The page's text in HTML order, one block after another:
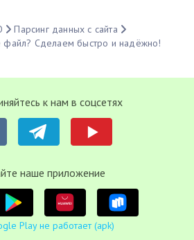
Парсинг данных с сайта
файл? Сделаем быстро и надёжно!
к нам в соцсетях
наше приложение
Play не работает (apk)